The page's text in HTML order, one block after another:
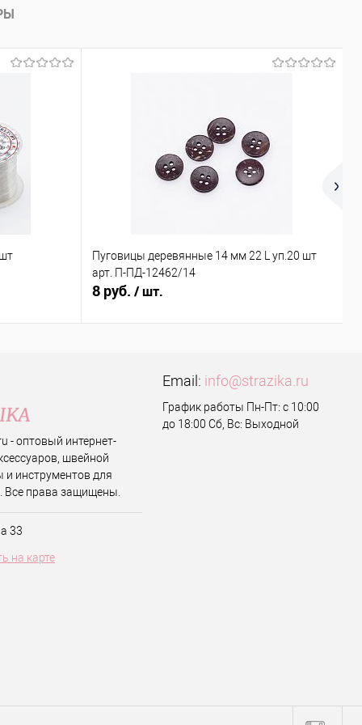
Пуговицы деревянные 14 мм 22 L уп.20 шт
арт. П-ПД-12462/14
8 руб. / шт.
- оптовый интернет-
швейной
и инструментов для
Все права защищены.
33
на карте
Email: info@strazika.ru
График работы Пн-Пт: с 10:00
до 18:00 Сб, Вс: Выходной